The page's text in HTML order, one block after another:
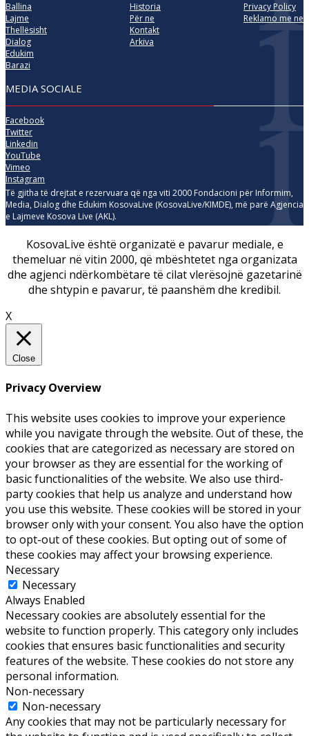
Ballina
Lajme
Thellësisht
Dialog
Edukim
Barazi
Historia
Për ne
Kontakt
Arkiva
Privacy Policy
Reklamo me ne
MEDIA SOCIALE
Facebook
Twitter
Linkedin
YouTube
Vimeo
Instagram
Të gjitha të drejtat e rezervuara që nga viti 2000 Fondacioni për Informim,
Media, Dialog dhe Edukim KosovaLive (KosovaLive/KIMDE), më parë Agjencia
e Lajmeve Kosova Live (AKL).
KosovaLive është organizatë e pavarur mediale, e
themeluar në vitin 2000, që mbështetet nga organizata
dhe agjenci ndërkombëtare të cilat vlerësojnë gazetarinë
dhe shtypin e pavarur, të paanshëm dhe kredibil.
X
Close
Privacy Overview
This website uses cookies to improve your experience
while you navigate through the website. Out of these, the
cookies that are categorized as necessary are stored on
your browser as they are essential for the working of
basic functionalities of the website. We also use third-
party cookies that help us analyze and understand how
you use this website. These cookies will be stored in your
browser only with your consent. You also have the option
to opt-out of these cookies. But opting out of some of
these cookies may affect your browsing experience.
Necessary
Necessary
Always Enabled
Necessary cookies are absolutely essential for the
website to function properly. This category only includes
cookies that ensures basic functionalities and security
features of the website. These cookies do not store any
personal information.
Non-necessary
Non-necessary
Any cookies that may not be particularly necessary for